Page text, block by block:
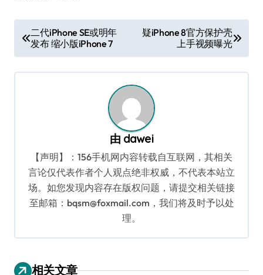
章
导
二代iPhone SE或明年
发布 缩小版iPhone 7
疑iPhone 8官方保护壳
上手视频曝光
由 dawei
【声明】：156手机网内容转载自互联网，其相关
言论仅代表作者个人观点绝非权威，不代表本站立
场。如您发现内容存在版权问题，请提交相关链接
至邮箱：bqsm@foxmail.com，我们将及时予以处
理。
相关文章